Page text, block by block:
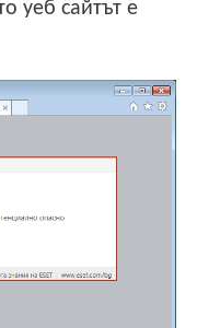
уеб сайтът е